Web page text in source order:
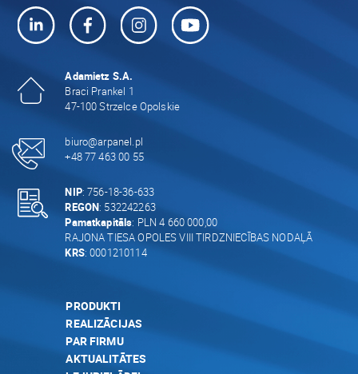
Adamietz S.A.
Braci Prankel 1
47-100 Strzelce Opolskie
biuro@arpanel.pl
+48 77 463 00 55
NIP: 756-18-36-633
REGON: 532242263
Pamatkapitāls: PLN 4 660 000,00
RAJONA TIESA OPOLES VIII TIRDZNIECĪBAS NODAĻĀ
KRS: 0001210114
PRODUKTI
REALIZĀCIJAS
PAR FIRMU
AKTUALITĀTES